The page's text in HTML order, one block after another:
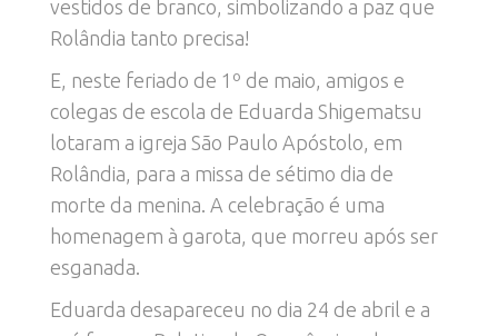
vestidos de branco, simbolizando a paz que
Rolândia tanto precisa!
E, neste feriado de 1º de maio, amigos e
colegas de escola de Eduarda Shigematsu
lotaram a igreja São Paulo Apóstolo, em
Rolândia, para a missa de sétimo dia de
morte da menina. A celebração é uma
homenagem à garota, que morreu após ser
esganada.
Eduarda desapareceu no dia 24 de abril e a